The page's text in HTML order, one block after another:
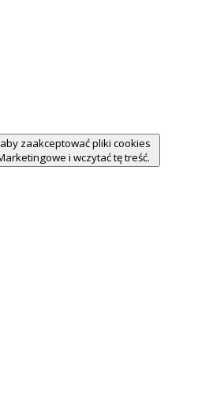
zaakceptować pliki cookies
i wczytać tę treść.